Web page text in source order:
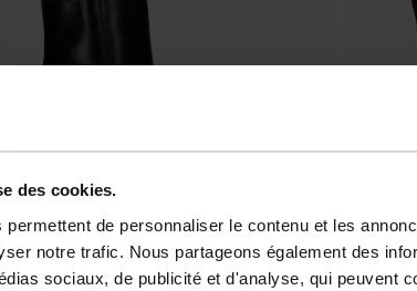
des cookies.
permettent de personnaliser le contenu et les
notre trafic. Nous partageons également des
sociaux, de publicité et d'analyse, qui peuvent